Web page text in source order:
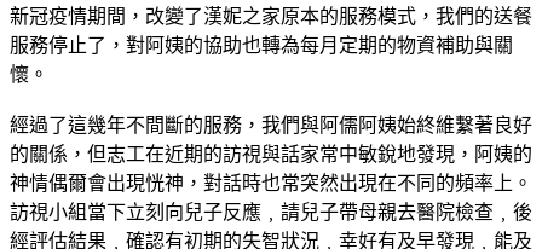
新冠疫情期間，改變了漢妮之家原本的服務模式，我們的送餐
服務停止了，對阿姨的協助也轉為每月定期的物資補助與關
懷。
經過了這幾年不間斷的服務，我們與阿儒阿姨始終維繫著良好
的關係，但志工在近期的訪視與話家常中敏銳地發現，阿姨的
神情偶爾會出現恍神，對話時也常突然出現在不同的頻率上。
訪視小組當下立刻向兒子反應﹐請兒子帶母親去醫院檢查﹐後
經評估結果﹐確認有初期的失智狀況﹐幸好有及早發現﹐能及